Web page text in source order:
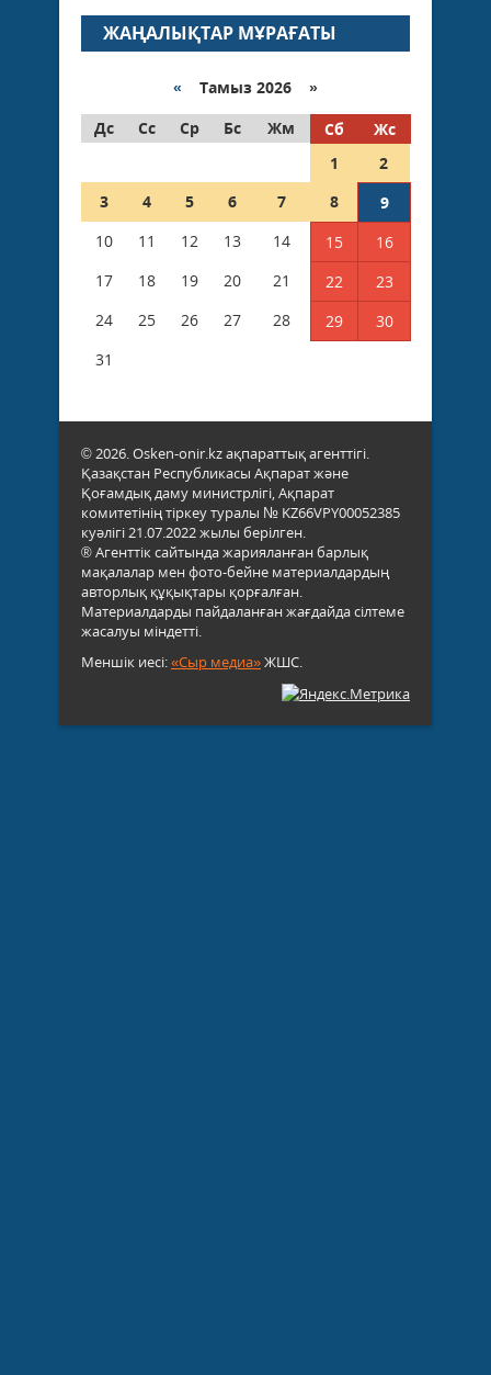
ЖАҢАЛЫҚТАР МҰРАҒАТЫ
« Тамыз 2026 »
Дс
Сс Ср Бс Жм Сб
Жс
1
2
3
4 5 6 7 8
9
10
11 12 13 14 15
16
17
18 19 20 21 22
23
24
25 26 27 28 29
30
31
© 2026. Osken-onir.kz ақпараттық агенттігі.
Қазақстан Республикасы Ақпарат және
Қоғамдық даму министрлігі, Ақпарат
комитетінің тіркеу туралы № KZ66VPY00052385
куәлігі 21.07.2022 жылы берілген.
® Агенттік сайтында жарияланған барлық
мақалалар мен фото-бейне материалдардың
авторлық құқықтары қорғалған.
Материалдарды пайдаланған жағдайда сілтеме
жасалуы міндетті.
Меншік иесі:«Сыр медиа»ЖШС.